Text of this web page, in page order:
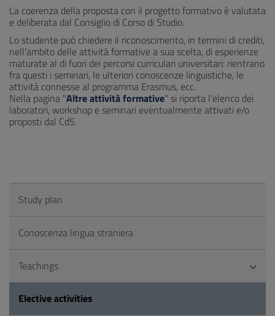
La coerenza della proposta con il progetto formativo è valutata
e deliberata dal Consiglio di Corso di Studio.
Lo studente può chiedere il riconoscimento, in termini di crediti,
nell’ambito delle attività formative a sua scelta, di esperienze
maturate al di fuori dei percorsi curriculari universitari: rientrano
fra questi i seminari, le ulteriori conoscenze linguistiche, le
attività connesse al programma Erasmus, ecc.
Nella pagina "Altre attività formative" si riporta l’elenco dei
laboratori, workshop e seminari eventualmente attivati e/o
proposti dal CdS.
Study plan
Conoscenza lingua straniera
Teachings
Elective activities